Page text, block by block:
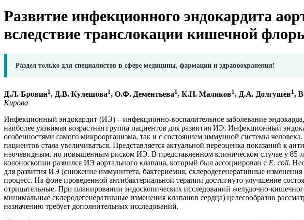
Развитие инфекционного эндокардита
вследствие транслокации кишечной
Раздел только для специалистов в сфере медицины, фармации и здравоохранения!
Д.Л. Бровин1, Д.В. Кулешова1, О.Ф. Дементьева1, К.Н. Маликов1, Д.А. Долгушев1,
Кирова
Инфекционный эндокардит (ИЭ) – инфекционно-воспалительное заболевание
наиболее уязвимая возрастная группа пациентов для развития ИЭ. Инфекционный
особенностями самого микроорганизма, так и с состоянием иммунной системы
пациентов стала увеличиваться. Представляется актуальной переоценка показаний к
неочевидным, но повышенным риском ИЭ. В представленном клиническом случае у 85-
колоноскопии развился ИЭ аортального клапана, который был ассоциирован с E. сoli.
для развития ИЭ (снижение иммунитета, бактериемия, склеродегенеративные
процесс. На фоне проведенной антибактериальной терапии достигнуто улучшение
отрицательные. При планировании эндоскопических исследований желудочно-
минимальные склеродегенеративные изменения клапанов сердца) целесообразно
назначению требует дополнительных исследований.